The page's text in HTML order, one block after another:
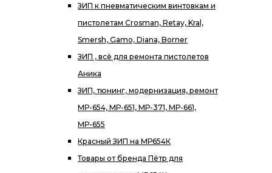
ЗИП к пневматическим винтовкам и
пистолетам Crosman, Retay, Kral,
Smersh, Gamo, Diana, Borner
ЗИП , всё для ремонта пистолетов
Аника
ЗИП, тюнинг, модернизация, ремонт
МР-654, МР-651, МР-371, МР-661,
МР-655
Красный ЗИП на МР654К
Товары от бренда Пётр для